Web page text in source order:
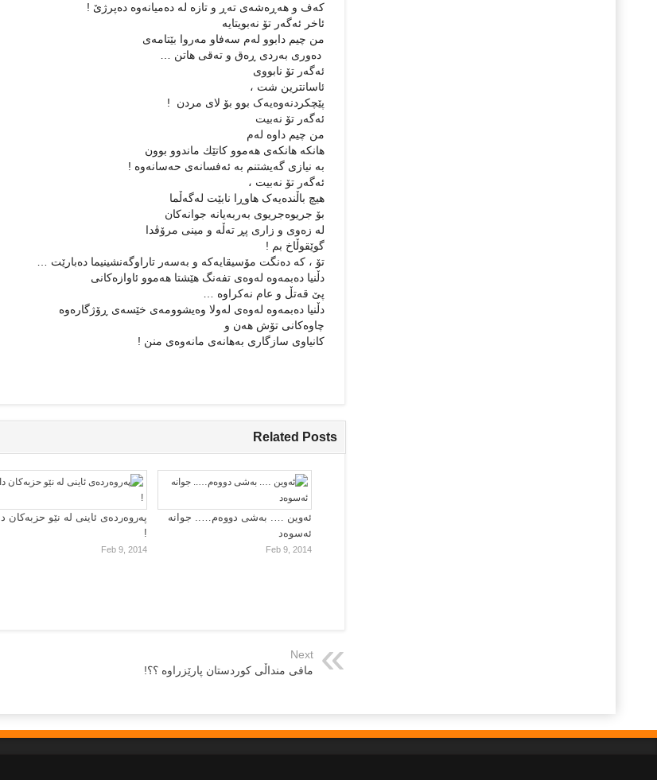
که‌ف و هه‌ڕه‌شه‌ی ته‌ڕ و تازه‌ له‌ ده‌میانه‌وه‌ ده‌پرژێ !
ئاخر ئه‌گه‌ر تۆ نه‌بویتایه‌
من چیم دابوو له‌م سه‌فاو مه‌روا بێتامه‌ی
ده‌وری به‌ردی ڕه‌ق و ته‌قی هاتن …
ئه‌گه‌ر تۆ نابووی
ئاسانترین شت ،
پێچکردنه‌وه‌یه‌ک بوو بۆ لای مردن !
ئه‌گه‌ر تۆ نه‌بیت
من چیم داوه‌ له‌م
هانکه‌ هانکه‌ی هه‌موو کاتێك ماندوو بوون
به‌ نیازی گه‌یشتنم به‌ ئه‌فسانه‌ی حه‌سانه‌وه‌ !
ئه‌گه‌ر تۆ نه‌بیت ،
هیچ باڵنده‌یه‌ک هاوڕا نابێت له‌گه‌ڵما
بۆ جریوه‌جریوی به‌ربه‌یانه‌ جوانه‌کان
له‌ زه‌وی و زاری پڕ ته‌ڵه‌ و مینی مرۆڤدا
گوێقوڵاخ بم !
تۆ ، که‌ ده‌نگت مۆسیقایه‌که‌ و به‌سه‌ر تاراوگه‌نشینیما ده‌بارێت …
دڵنیا ده‌بمه‌وه‌ له‌وه‌ی تفه‌نگ هێشتا هه‌موو ئاوازه‌کانی
پێ قه‌تڵ و عام نه‌کراوه‌ …
دڵنیا ده‌بمه‌وه‌ له‌وه‌ی له‌ولا وه‌یشوومه‌ی خێسه‌ی ڕۆژگاره‌وه‌
چاوه‌کانی تۆش هه‌ن و
کانیاوی سازگاری به‌هانه‌ی مانه‌وه‌ی منن !
Related Posts
پەروەردەی ئاینی لە نێو حزبەکان دا
!
Feb 9, 2014
ئەوین …. بەشی دووەم….. جوانە
ئەسوەد
Feb 9, 2014
Next
مافی منداڵی كوردستان پارێزراوە ؟؟!